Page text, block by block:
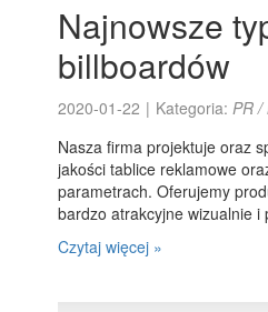
Najnowsze
billboardów
2020-01-22 | Kategoria:PR /
Nasza firma projektuje oraz
jakości tablice reklamowe
parametrach. Oferujemy
bardzo atrakcyjne wizualnie i
Czytaj więcej »